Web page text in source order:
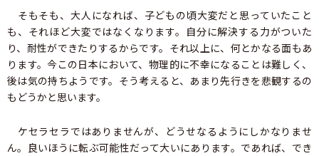
そもそも、大人になれば、子どもの頃大変だと思っていたこと
も、それほど大変ではなくなります。自分に解決する力がついた
り、耐性ができたりするからです。それ以上に、何とかなる面もあ
ります。今この日本において、物理的に不幸になることは難しく、
後は気の持ちようです。そう考えると、あまり先行きを悲観するの
もどうかと思います。
ケセラセラではありませんが、どうせなるようにしかなりませ
ん。良いほうに転ぶ可能性だって大いにあります。であれば、でき